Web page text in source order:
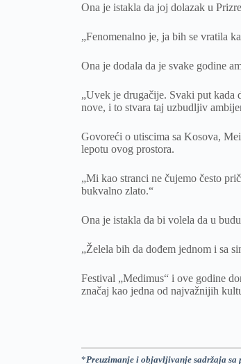
Ona je istakla da joj dolazak u
„Fenomenalno je, ja bih se vratila
Ona je dodala da je svake godine
„Uvek je drugačije. Svaki put kada
nove, i to stvara taj uzbudljiv
Govoreći o utiscima sa Kosova,
lepotu ovog prostora.
„Mi kao stranci ne čujemo često
bukvalno zlato.“
Ona je istakla da bi volela da u
„Želela bih da dođem jednom i sa
Festival „Medimus“ i ove godine
značaj kao jedna od najvažnijih
*Preuzimanje i objavljivanje sadržaja